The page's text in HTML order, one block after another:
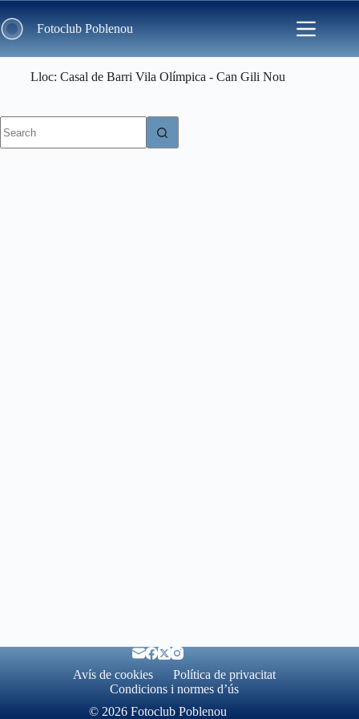
to
content Fotoclub Poblenou
Lloc Casal de Barri Vila Olímpica - Can Gili Nou
results
Avís de cookies
Política de privacitat
Condicions i normes d’ús
© 2026 Fotoclub Poblenou